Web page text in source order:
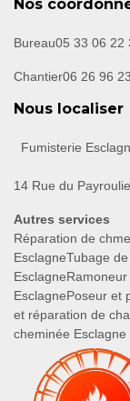
Nos
Bureau05 33 06 22
Chantier06 26 96
Nous localiser
Fumisterie
14 Rue du
Autres services
Réparation de
EsclagneTubage
Esclagne
EsclagnePoseur et
et réparation de
cheminée Esclagne